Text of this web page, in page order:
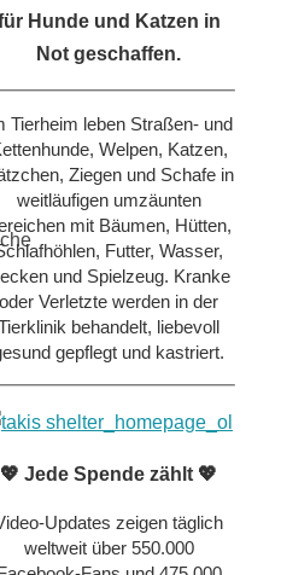
Hunde und Katzen in
Not geschaffen.
Tierheim leben Straßen- und
Welpen, Katzen,
Ziegen und Schafe in
weitläufigen umzäunten
mit Bäumen, Hütten,
Futter, Wasser,
und Spielzeug. Kranke
oder Verletzte werden in der
behandelt, liebevoll
gepflegt und kastriert.
💖 Jede Spende zählt 💖
Updates zeigen täglich
weltweit über 550.000